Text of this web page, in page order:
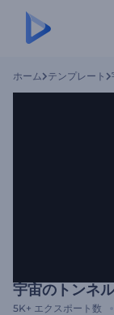
ホーム テンプレート
宇宙のトンネ
5K+ エクスポート数